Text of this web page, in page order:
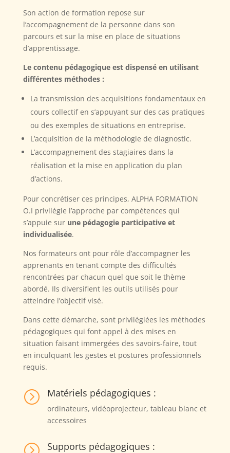
Son action de formation repose sur
l’accompagnement de la personne dans son
parcours et sur la mise en place de situations
d’apprentissage.
Le contenu pédagogique est dispensé en utilisant
différentes méthodes :
La transmission des acquisitions fondamentaux en
cours collectif en s’appuyant sur des cas pratiques
ou des exemples de situations en entreprise.
L’acquisition de la méthodologie de diagnostic.
L’accompagnement des stagiaires dans la
réalisation et la mise en application du plan
d’actions.
Pour concrétiser ces principes, ALPHA FORMATION
O.I privilégie l’approche par compétences qui
s’appuie sur une pédagogie participative et
individualisée.
Nos formateurs ont pour rôle d’accompagner les
apprenants en tenant compte des difficultés
rencontrées par chacun quel que soit le thème
abordé. Ils diversifient les outils utilisés pour
atteindre l’objectif visé.
Dans cette démarche, sont privilégiées les méthodes
pédagogiques qui font appel à des mises en
situation faisant immergées des savoirs-faire, tout
en inculquant les gestes et postures professionnels
requis.
= Matériels pédagogiques :
ordinateurs, vidéoprojecteur, tableau blanc et
accessoires
Supports pédagogiques :